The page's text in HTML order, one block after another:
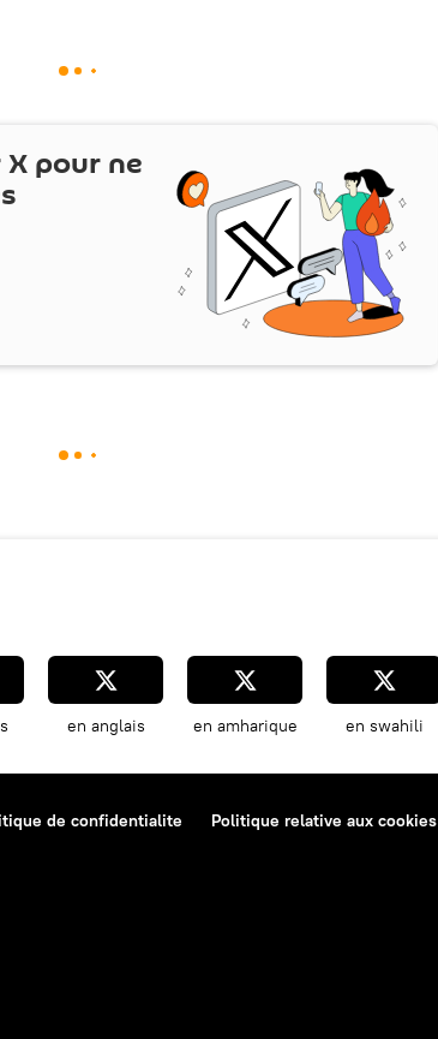
X pour ne
en anglais en amharique en swahili
de confidentialite Politique relative aux cookies